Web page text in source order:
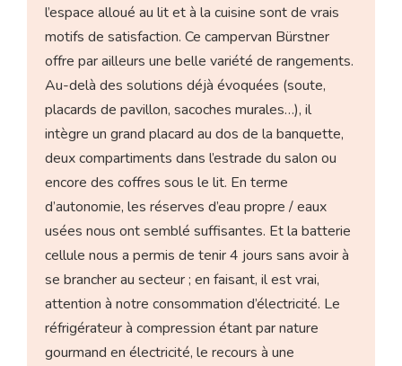
l’espace alloué au lit et à la cuisine sont de vrais
motifs de satisfaction. Ce campervan Bürstner
offre par ailleurs une belle variété de rangements.
Au-delà des solutions déjà évoquées (soute,
placards de pavillon, sacoches murales…), il
intègre un grand placard au dos de la banquette,
deux compartiments dans l’estrade du salon ou
encore des coffres sous le lit. En terme
d’autonomie, les réserves d’eau propre / eaux
usées nous ont semblé suffisantes. Et la batterie
cellule nous a permis de tenir 4 jours sans avoir à
se brancher au secteur ; en faisant, il est vrai,
attention à notre consommation d’électricité. Le
réfrigérateur à compression étant par nature
gourmand en électricité, le recours à une